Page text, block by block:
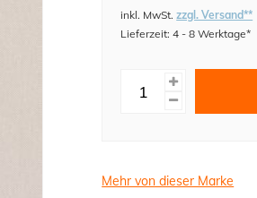
inkl. MwSt.zzgl. Versand**
Lieferzeit: 4 - 8 Werktage*
Mehr von dieser Marke